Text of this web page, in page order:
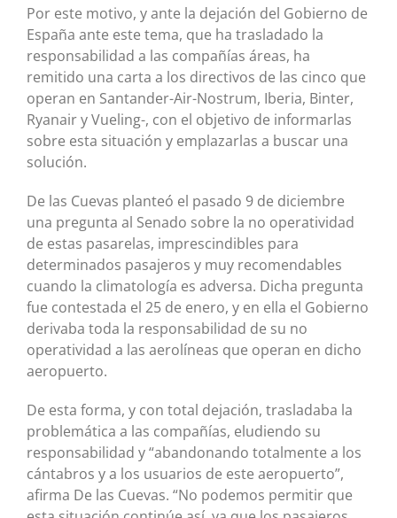
Por este motivo, y ante la dejación del Gobierno de
España ante este tema, que ha trasladado la
responsabilidad a las compañías áreas, ha
remitido una carta a los directivos de las cinco que
operan en Santander-Air-Nostrum, Iberia, Binter,
Ryanair y Vueling-, con el objetivo de informarlas
sobre esta situación y emplazarlas a buscar una
solución.
De las Cuevas planteó el pasado 9 de diciembre
una pregunta al Senado sobre la no operatividad
de estas pasarelas, imprescindibles para
determinados pasajeros y muy recomendables
cuando la climatología es adversa. Dicha pregunta
fue contestada el 25 de enero, y en ella el Gobierno
derivaba toda la responsabilidad de su no
operatividad a las aerolíneas que operan en dicho
aeropuerto.
De esta forma, y con total dejación, trasladaba la
problemática a las compañías, eludiendo su
responsabilidad y “abandonando totalmente a los
cántabros y a los usuarios de este aeropuerto”,
afirma De las Cuevas. “No podemos permitir que